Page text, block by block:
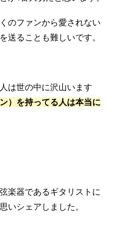
のファンから愛されない
送ることも難しいです。
は世の中に沢山います
）を持ってる人は本当に
楽器であるギタリストに
いシェアしました。